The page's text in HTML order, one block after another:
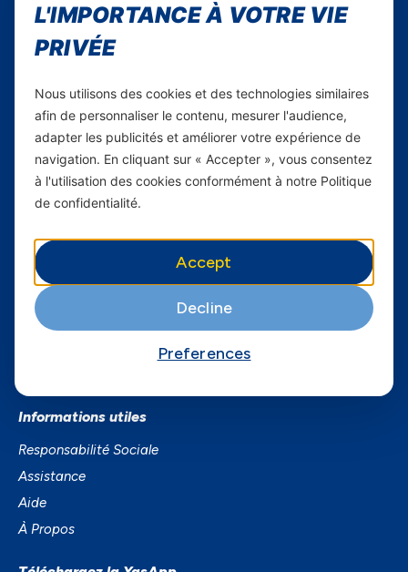
Instagram
Linkedin
Yas Comores
Carrières
Yas en Afrique
Axian Telecom
Services
Services Mobiles
Informations utiles
Responsabilité Sociale
Assistance
Aide
À Propos
L'IMPORTANCE À VOTRE VIE
PRIVÉE
Nous utilisons des cookies et des technologies similaires
afin de personnaliser le contenu, mesurer l'audience,
adapter les publicités et améliorer votre expérience de
navigation. En cliquant sur « Accepter », vous consentez
à l'utilisation des cookies conformément à notre Politique
de confidentialité.
Accept
Decline
Preferences